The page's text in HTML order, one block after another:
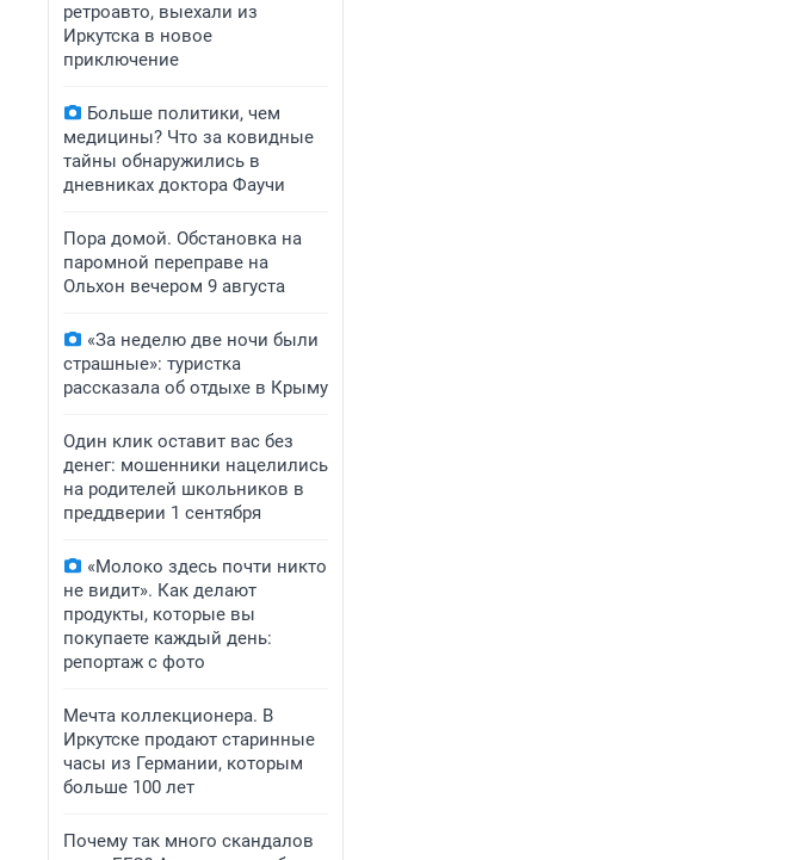
ретроавто, выехали из
Иркутска в новое
приключение
Больше политики, чем
медицины? Что за ковидные
тайны обнаружились в
дневниках доктора Фаучи
Пора домой. Обстановка на
паромной переправе на
Ольхон вечером 9 августа
«За неделю две ночи были
страшные»: туристка
рассказала об отдыхе в Крыму
Один клик оставит вас без
денег: мошенники нацелились
на родителей школьников в
преддверии 1 сентября
«Молоко здесь почти никто
не видит». Как делают
продукты, которые вы
покупаете каждый день:
репортаж с фото
Мечта коллекционера. В
Иркутске продают старинные
часы из Германии, которым
больше 100 лет
Почему так много скандалов